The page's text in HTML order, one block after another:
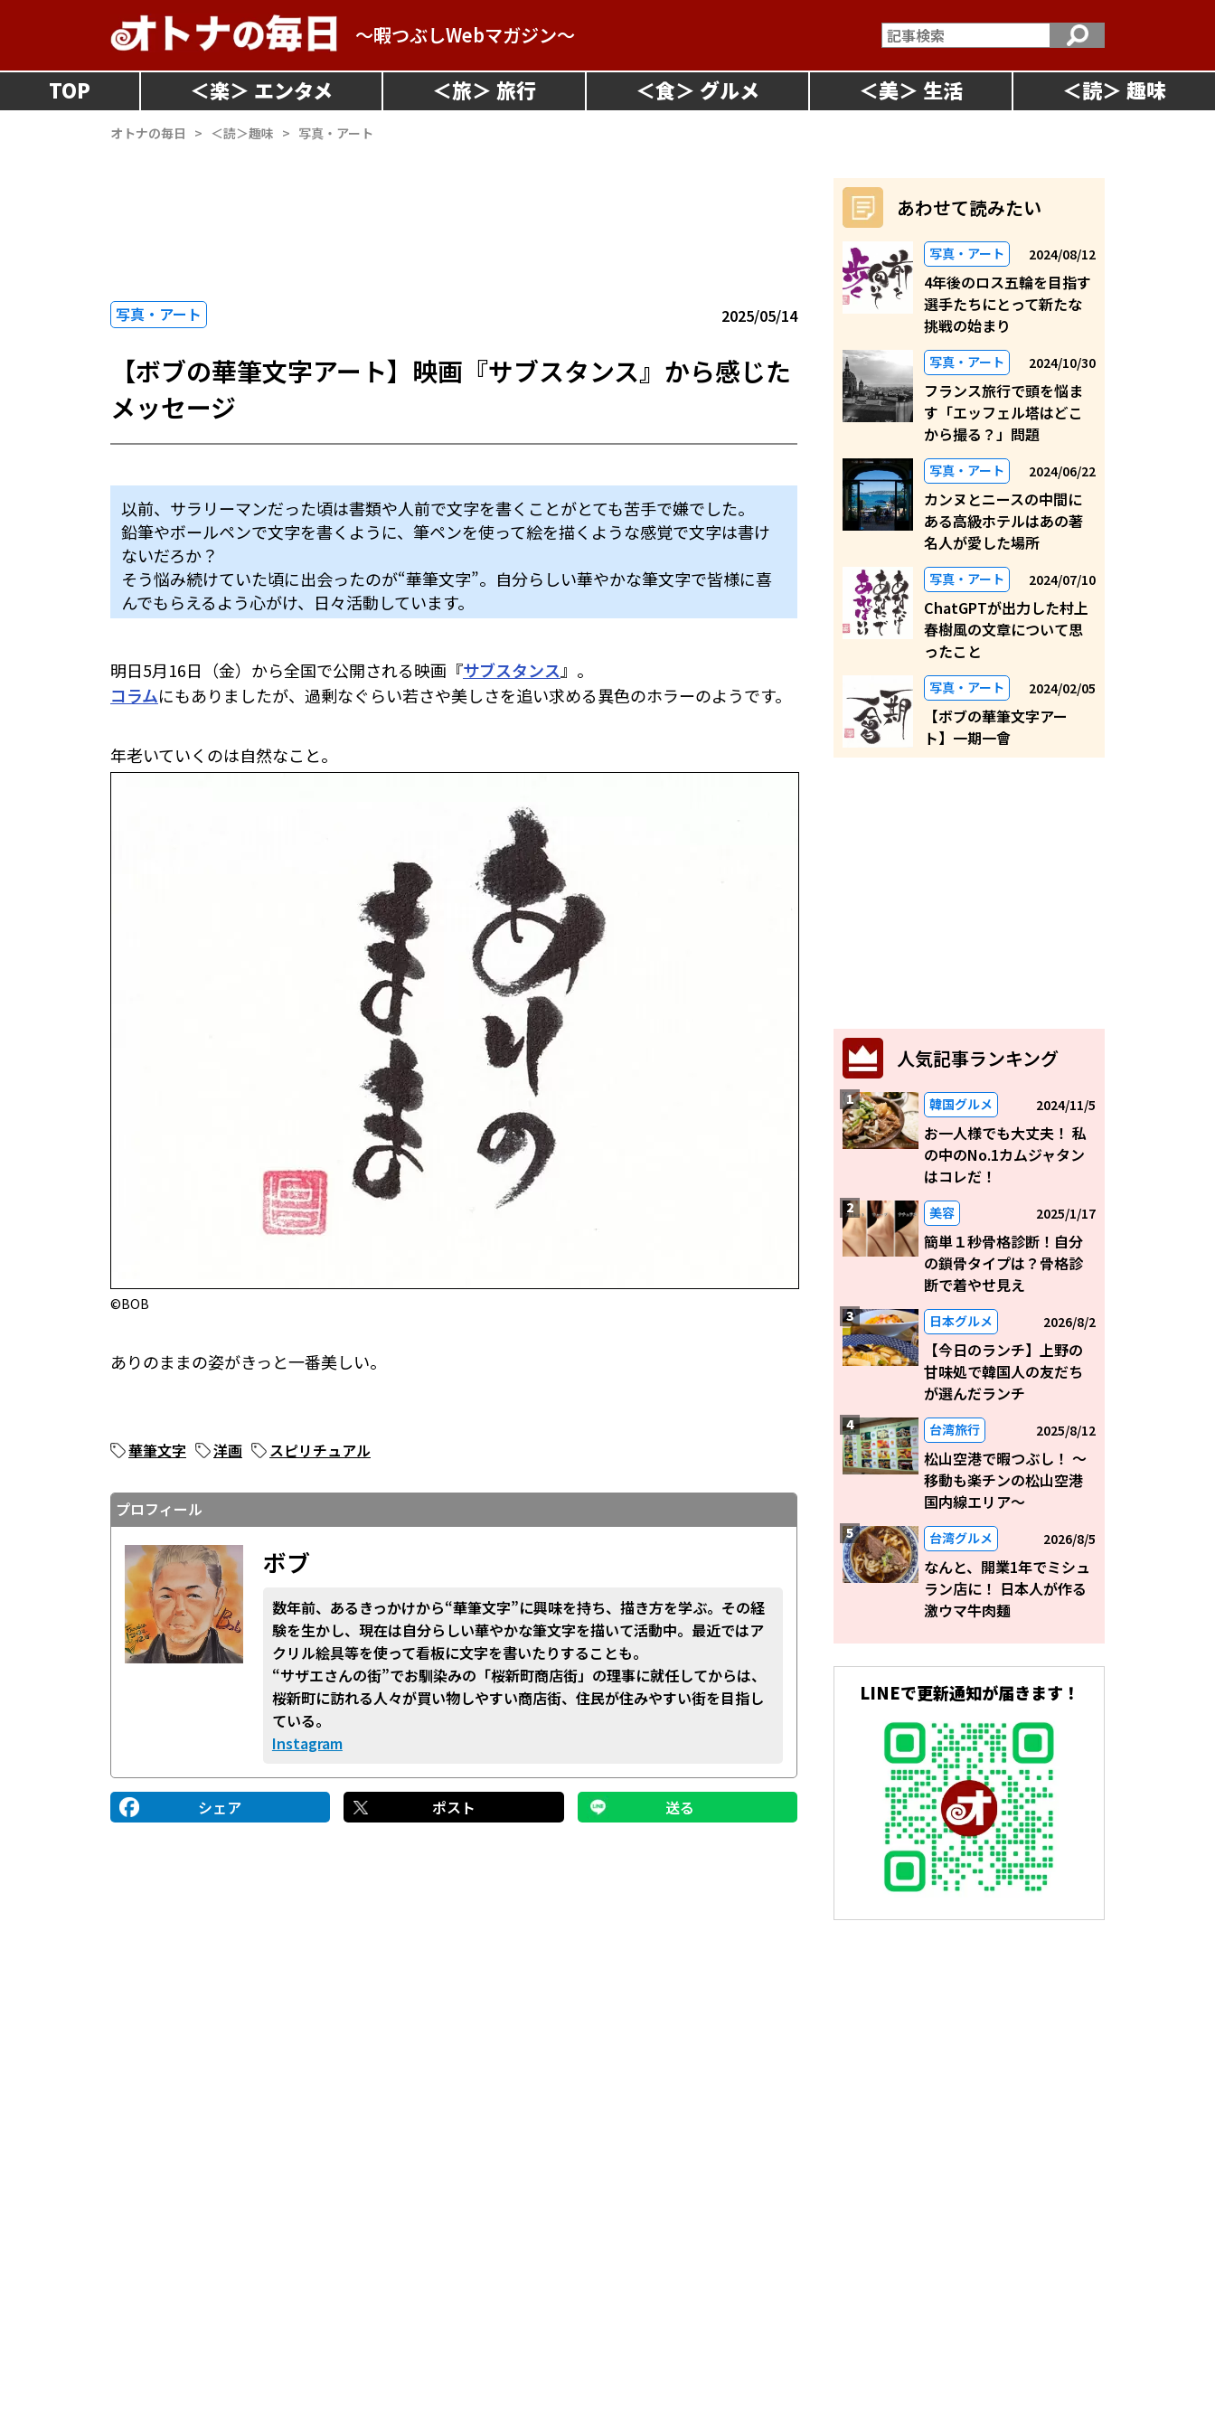
～暇つぶしWebマガジン～
TOP ＜楽＞ ＜旅＞ ＜食＞ ＜美＞ ＜読＞
オトナの毎日 > ＜読＞趣味 > 写真・アート
写真・アート 2025/05/14
【ボブの華筆文字アート】映画『サブスタンス』から感じた
メッセージ
以前、サラリーマンだった頃は書類や人前で文字を書くことがとても苦手で嫌でした。
鉛筆やボールペンで文字を書くように、筆ペンを使って絵を描くような感覚で文字は書け
ないだろか？
そう悩み続けていた頃に出会ったのが“華筆文字”。自分らしい華やかな筆文字で皆様に喜
んでもらえるよう心がけ、日々活動しています。
明日5月16日（金）から全国で公開される映画『サブスタンス 』。
コラムにもありましたが、過剰なぐらい若さや美しさを追い求める異色のホラーのようです。
年老いていくのは自然なこと。
©BOB
ありのままの姿がきっと一番美しい。
華筆文字 洋画 スピリチュアル
プロフィール
ボブ
数年前、あるきっかけから“華筆文字”に興味を持ち、描き方を学ぶ。その経
験を生かし、現在は自分らしい華やかな筆文字を描いて活動中。最近ではア
クリル絵具等を使って看板に文字を書いたりすることも。
“サザエさんの街”でお馴染みの「桜新町商店街」の理事に就任してからは、
桜新町に訪れる人々が買い物しやすい商店街、住民が住みやすい街を目指し
ている。
Instagram
シェア ポスト 送る
あわせて読みたい
写真・アート 2024/08/12
4年後のロス五輪を目指す
選手たちにとって新たな
挑戦の始まり
写真・アート 2024/10/30
フランス旅行で頭を悩ま
す「エッフェル塔はどこ
から撮る？」問題
写真・アート 2024/06/22
カンヌとニースの中間に
ある高級ホテルはあの著
名人が愛した場所
写真・アート 2024/07/10
ChatGPTが出力した村上
春樹風の文章について思
ったこと
写真・アート 2024/02/05
【ボブの華筆文字アー
ト】一期一會
人気記事ランキング
韓国グルメ 2024/11/5
お一人様でも大丈夫！ 私
の中のNo.1カムジャタン
はコレだ！
美容 2025/1/17
簡単１秒骨格診断！自分
の鎖骨タイプは？骨格診
断で着やせ見え
日本グルメ 2026/8/2
【今日のランチ】上野の
甘味処で韓国人の友だち
が選んだランチ
台湾旅行 2025/8/12
松山空港で暇つぶし！ 〜
移動も楽チンの松山空港
国内線エリア～
台湾グルメ 2026/8/5
なんと、開業1年でミシュ
ラン店に！ 日本人が作る
激ウマ牛肉麺
LINEで更新通知が届きます！